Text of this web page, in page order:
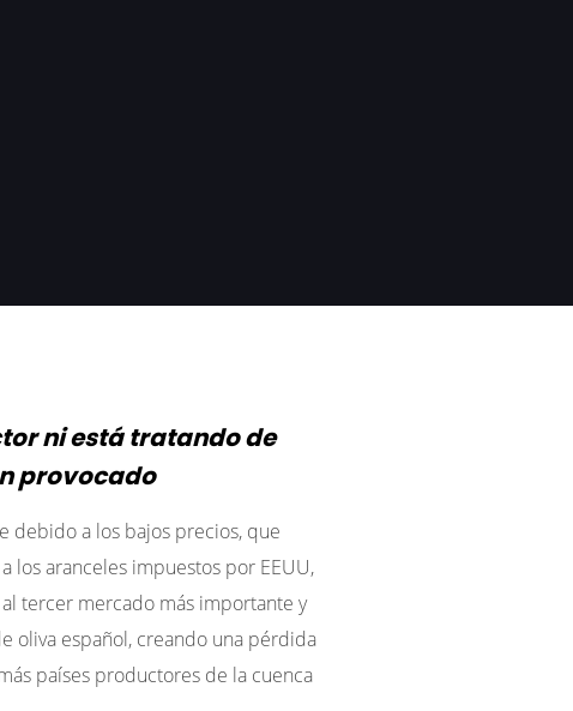
ni está tratando de
provocado
debido a los bajos precios, que
los aranceles impuestos por EEUU,
tercer mercado más importante y
oliva español, creando una pérdida
países productores de la cuenca